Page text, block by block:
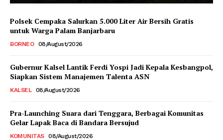
Polsek Cempaka Salurkan 5.000 Liter Air Bersih Gratis
untuk Warga Palam Banjarbaru
BORNEO 08/August/2026
Gubernur Kalsel Lantik Ferdi Yospi Jadi Kepala Kesbangpol,
Siapkan Sistem Manajemen Talenta ASN
KALSEL 08/August/2026
Pra-Launching Suara dari Tenggara, Berbagai Komunitas
Gelar Lapak Baca di Bandara Bersujud
KOMUNITAS 08/August/2026